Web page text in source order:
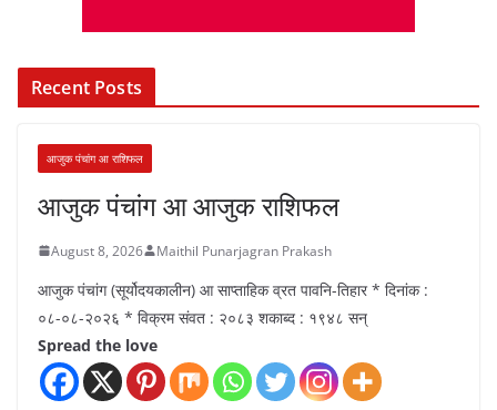
Recent Posts
आजुक पंचांग आ राशिफल
आजुक पंचांग आ आजुक राशिफल
August 8, 2026 Maithil Punarjagran Prakash
आजुक पंचांग (सूर्योदयकालीन) आ साप्ताहिक व्रत पावनि-तिहार * दिनांक :
०८-०८-२०२६ * विक्रम संवत : २०८३ शकाब्द : १९४८ सन्
Spread the love